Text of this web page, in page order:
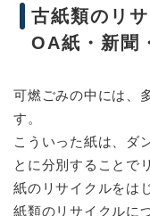
古紙類のリ
OA紙・新聞
可燃ごみの中には、
す。
こういった紙は、ダ
とに分別することで
紙のリサイクルをは
紙類のリサイクルに